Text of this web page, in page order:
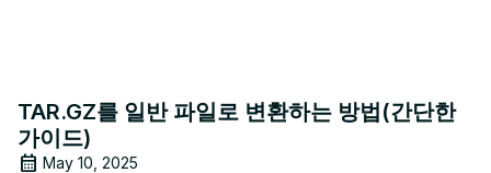
TAR.GZ를 일반 파일로 변환하는 방법(간단한
가이드)
May 10, 2025